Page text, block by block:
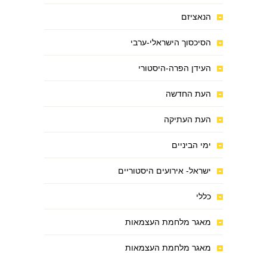
הנאציזם
הסיכסוך הישראלי-ערבי
העידן הפרה-היסטורי
העת החדשה
העת העתיקה
ימי הביניים
ישראל- אירועים היסטוריים
כללי
מאגר מלחמת העצמאות
מאגר מלחמת העצמאות